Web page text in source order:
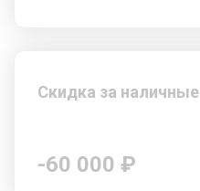
Скидка за наличные
-60 000 ₽